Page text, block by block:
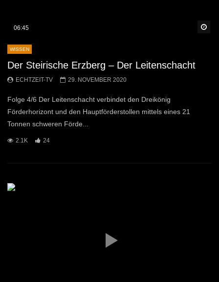
06:45
WISSEN
Der Steirische Erzberg – Der Leitenschacht
ECHTZEIT-TV 29. NOVEMBER 2020
Folge 4/6 Der Leitenschacht verbindet den Dreikönig
Förderhorizont und den Hauptförderstollen mittels eines 21
Tonnen schweren Förde...
2.1K 24